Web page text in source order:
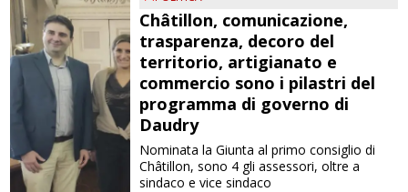
Châtillon, comunicazione,
trasparenza, decoro del
territorio, artigianato e
commercio sono i pilastri del
programma di governo di
Daudry
Nominata la Giunta al primo consiglio di
Châtillon, sono 4 gli assessori, oltre a
sindaco e vice sindaco